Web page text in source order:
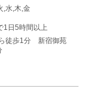
,水,木,金
1日5時間以上
徒歩1分 新宿御苑